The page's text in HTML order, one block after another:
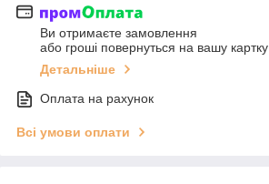
Ви отримаєте замовлення
або гроші повернуться на вашу картку
Детальніше
Оплата на рахунок
Всі умови оплати